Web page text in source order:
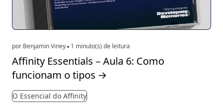
por Benjamin Viney 1 minuto(s) de leitura
Affinity Essentials – Aula 6: Como
funcionam o tipos →
O Essencial do Affinity